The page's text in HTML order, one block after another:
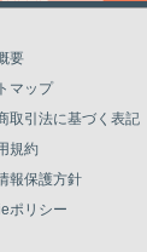
要
マップ
取引法に基づく表記
規約
報保護方針
ポリシー